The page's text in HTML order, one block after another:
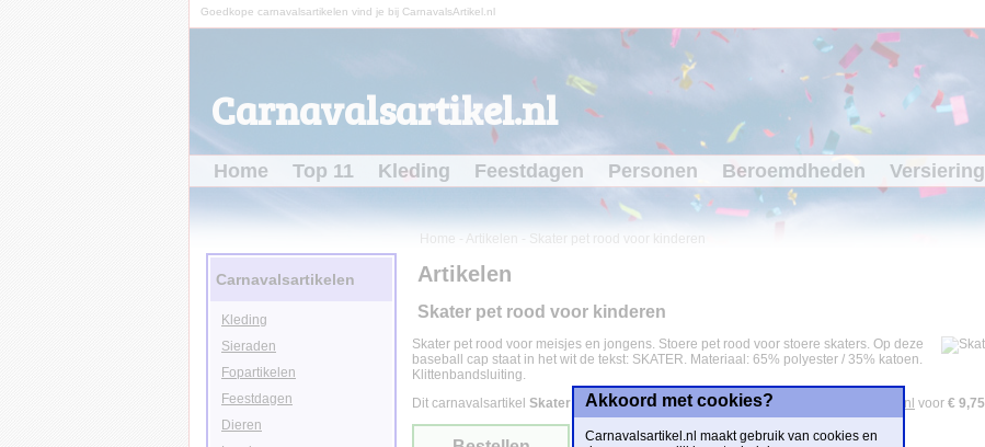
Goedkope carnavalsartikelen vind je bij CarnavalsArtikel.nl
Carnavalsartikel.nl
Home Top 11 Kleding Feestdagen Personen Beroemdheden Versiering
Home Artikelen Skater pet rood voor kinderen
Artikelen
Skater pet rood voor kinderen
Skater pet rood voor meisjes en jongens. Stoere pet rood voor stoere skaters. Op deze
baseball cap staat in het wit de tekst: SKATER. Materiaal: 65% polyester / 35% katoen.
Klittenbandsluiting.
Dit carnavalsartikel Skater pet rood voor kinderenis te bestellen bij Partyshopper.nl voor € 9,75
Carnavalsartikelen
Kleding
Sieraden
Fopartikelen
Feestdagen
Dieren
Akkoord met cookies?
Carnavalsartikel.nl maakt gebruik van cookies en